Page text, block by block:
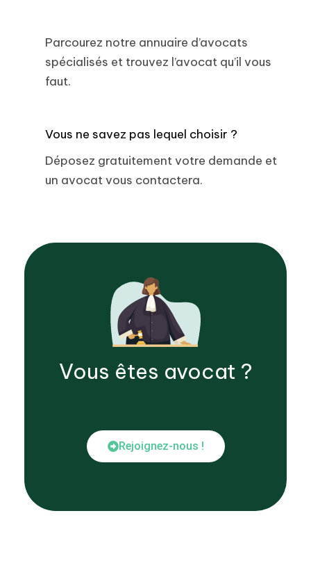
Parcourez notre annuaire d’avocats
spécialisés et trouvez l’avocat qu’il vous
faut.
Vous ne savez pas lequel choisir ?
Déposez gratuitement votre demande et
un avocat vous contactera.
Vous êtes avocat ?
Rejoignez-nous !